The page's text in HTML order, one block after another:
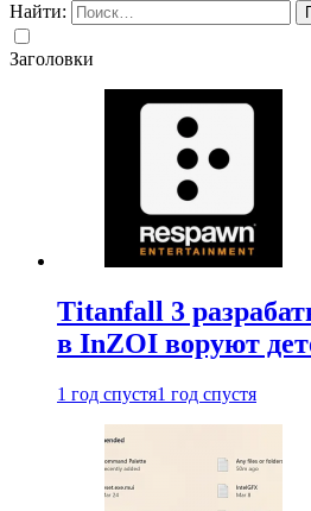
Найти:
Заголовки
Titanfall 3
в InZOI воруют
1 год спустя1 год спустя